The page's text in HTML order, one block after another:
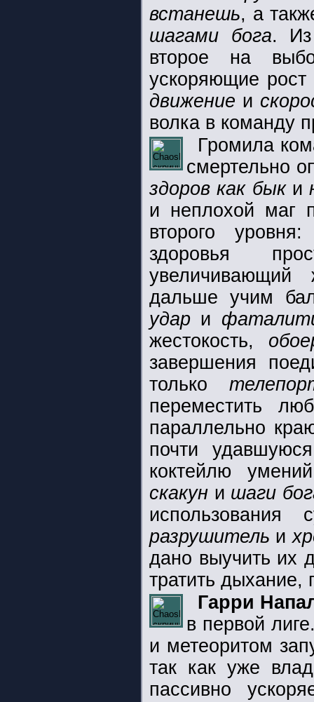
встанешь, а
шагами бога.
второе на
ускоряющие
движение и
волка в команду
Громила
смертельно
здоров как быки
и неплохой маг
второго
здоровья
дальше учим
удар и
жестокость,
завершения
только
переместить
параллельно
почти
коктейлю
скакун и шаги
разрушитель и
дано выучить их
тратить дыхание,
Гарри
в первой
и метеоритом
так как уже
пассивно